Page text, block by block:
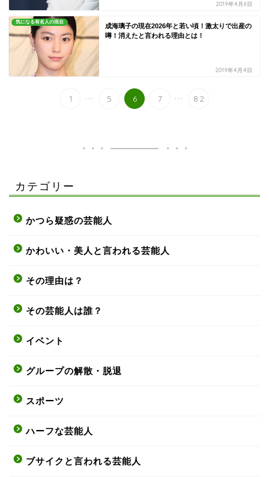
2019年4月6日
気になる有名人の現在
成海璃子の現在2026年と若い頃！激太りで出産の
噂！消えたと言われる理由とは！
2019年4月4日
1 ... 5 6 7 ... 82
カテゴリー
かつら疑惑の芸能人
かわいい・美人と言われる芸能人
その理由は？
その芸能人は誰？
イベント
グループの解散・脱退
スポーツ
ハーフな芸能人
ブサイクと言われる芸能人